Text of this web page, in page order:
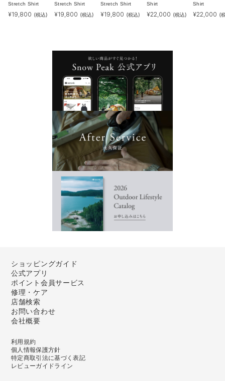
Stretch Shirt
¥19,800 (税込)
Stretch Shirt
¥19,800 (税込)
Stretch Shirt
¥19,800 (税込)
Shirt
¥22,000 (税込)
Shirt
¥22,000 (
ショッピングガイド
公式アプリ
ポイント会員サービス
修理・ケア
店舗検索
お問い合わせ
会社概要
利用規約
個人情報保護方針
特定商取引法に基づく表記
レビューガイドライン